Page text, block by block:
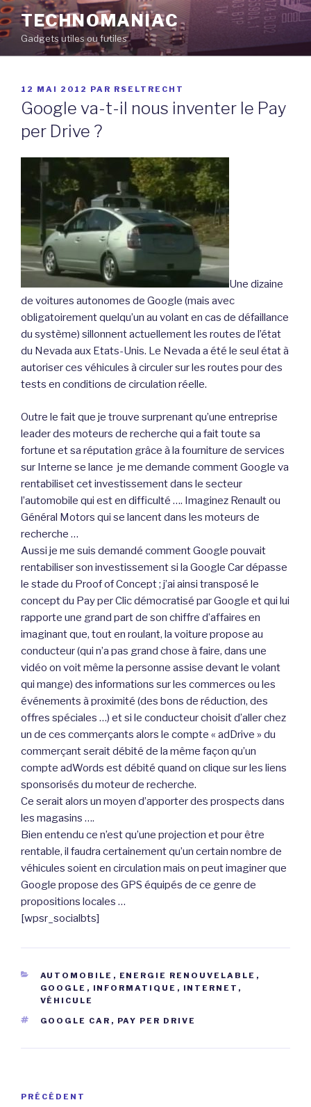
Aller
au
contenu
principal
TECHNOMANIAC
Gadgets utiles ou futiles
PUBLIÉ
LE
12 MAI 2012 PAR RSELTRECHT
Google va-t-il nous inventer le Pay
per Drive ?
Une dizaine
de voitures autonomes de Google (mais avec
obligatoirement quelqu’un au volant en cas de défaillance
du système) sillonnent actuellement les routes de l’état
du Nevada aux Etats-Unis. Le Nevada a été le seul état à
autoriser ces véhicules à circuler sur les routes pour des
tests en conditions de circulation réelle.
Outre le fait que je trouve surprenant qu’une entreprise
leader des moteurs de recherche qui a fait toute sa
fortune et sa réputation grâce à la fourniture de services
sur Interne se lance je me demande comment Google va
rentabiliset cet investissement dans le secteur
l’automobile qui est en difficulté …. Imaginez Renault ou
Général Motors qui se lancent dans les moteurs de
recherche …
Aussi je me suis demandé comment Google pouvait
rentabiliser son investissement si la Google Car dépasse
le stade du Proof of Concept ; j’ai ainsi transposé le
concept du Pay per Clic démocratisé par Google et qui lui
rapporte une grand part de son chiffre d’affaires en
imaginant que, tout en roulant, la voiture propose au
conducteur (qui n’a pas grand chose à faire, dans une
vidéo on voit même la personne assise devant le volant
qui mange) des informations sur les commerces ou les
événements à proximité (des bons de réduction, des
offres spéciales …) et si le conducteur choisit d’aller chez
un de ces commerçants alors le compte « adDrive » du
commerçant serait débité de la même façon qu’un
compte adWords est débité quand on clique sur les liens
sponsorisés du moteur de recherche.
Ce serait alors un moyen d’apporter des prospects dans
les magasins ….
Bien entendu ce n’est qu’une projection et pour être
rentable, il faudra certainement qu’un certain nombre de
véhicules soient en circulation mais on peut imaginer que
Google propose des GPS équipés de ce genre de
propositions locales …
[wpsr_socialbts]
CATÉGORIES
AUTOMOBILE , ENERGIE RENOUVELABLE ,
GOOGLE , INFORMATIQUE , INTERNET ,
VÉHICULE
ÉTIQUETTES
GOOGLE CAR , PAY PER DRIVE
Navigation
Article
PRÉCÉDENT